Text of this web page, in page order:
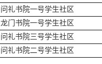
问礼书院一号学生社区
龙门书院一号学生社区
问礼书院三号学生社区
问礼书院二号学生社区